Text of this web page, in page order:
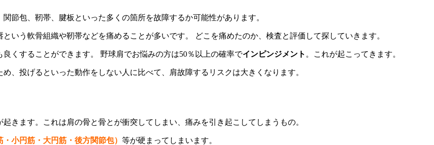
節包、靭帯、腱板といった多くの箇所を故障するか可能性があります。
いう軟骨組織や靭帯などを痛めることが多いです。 どこを痛めたのか、検査と評価して探していきます。
くすることができます。 野球肩でお悩みの方は50％以上の確率でインピンジメント 。これが起こってきます。
、投げるといった動作をしない人に比べて、肩故障するリスクは大きくなります。
起きます。これは肩の骨と骨とが衝突してしまい、痛みを引き起こしてしまうもの。
小円筋・大円筋・後方関節包） 等が硬まってしまいます。